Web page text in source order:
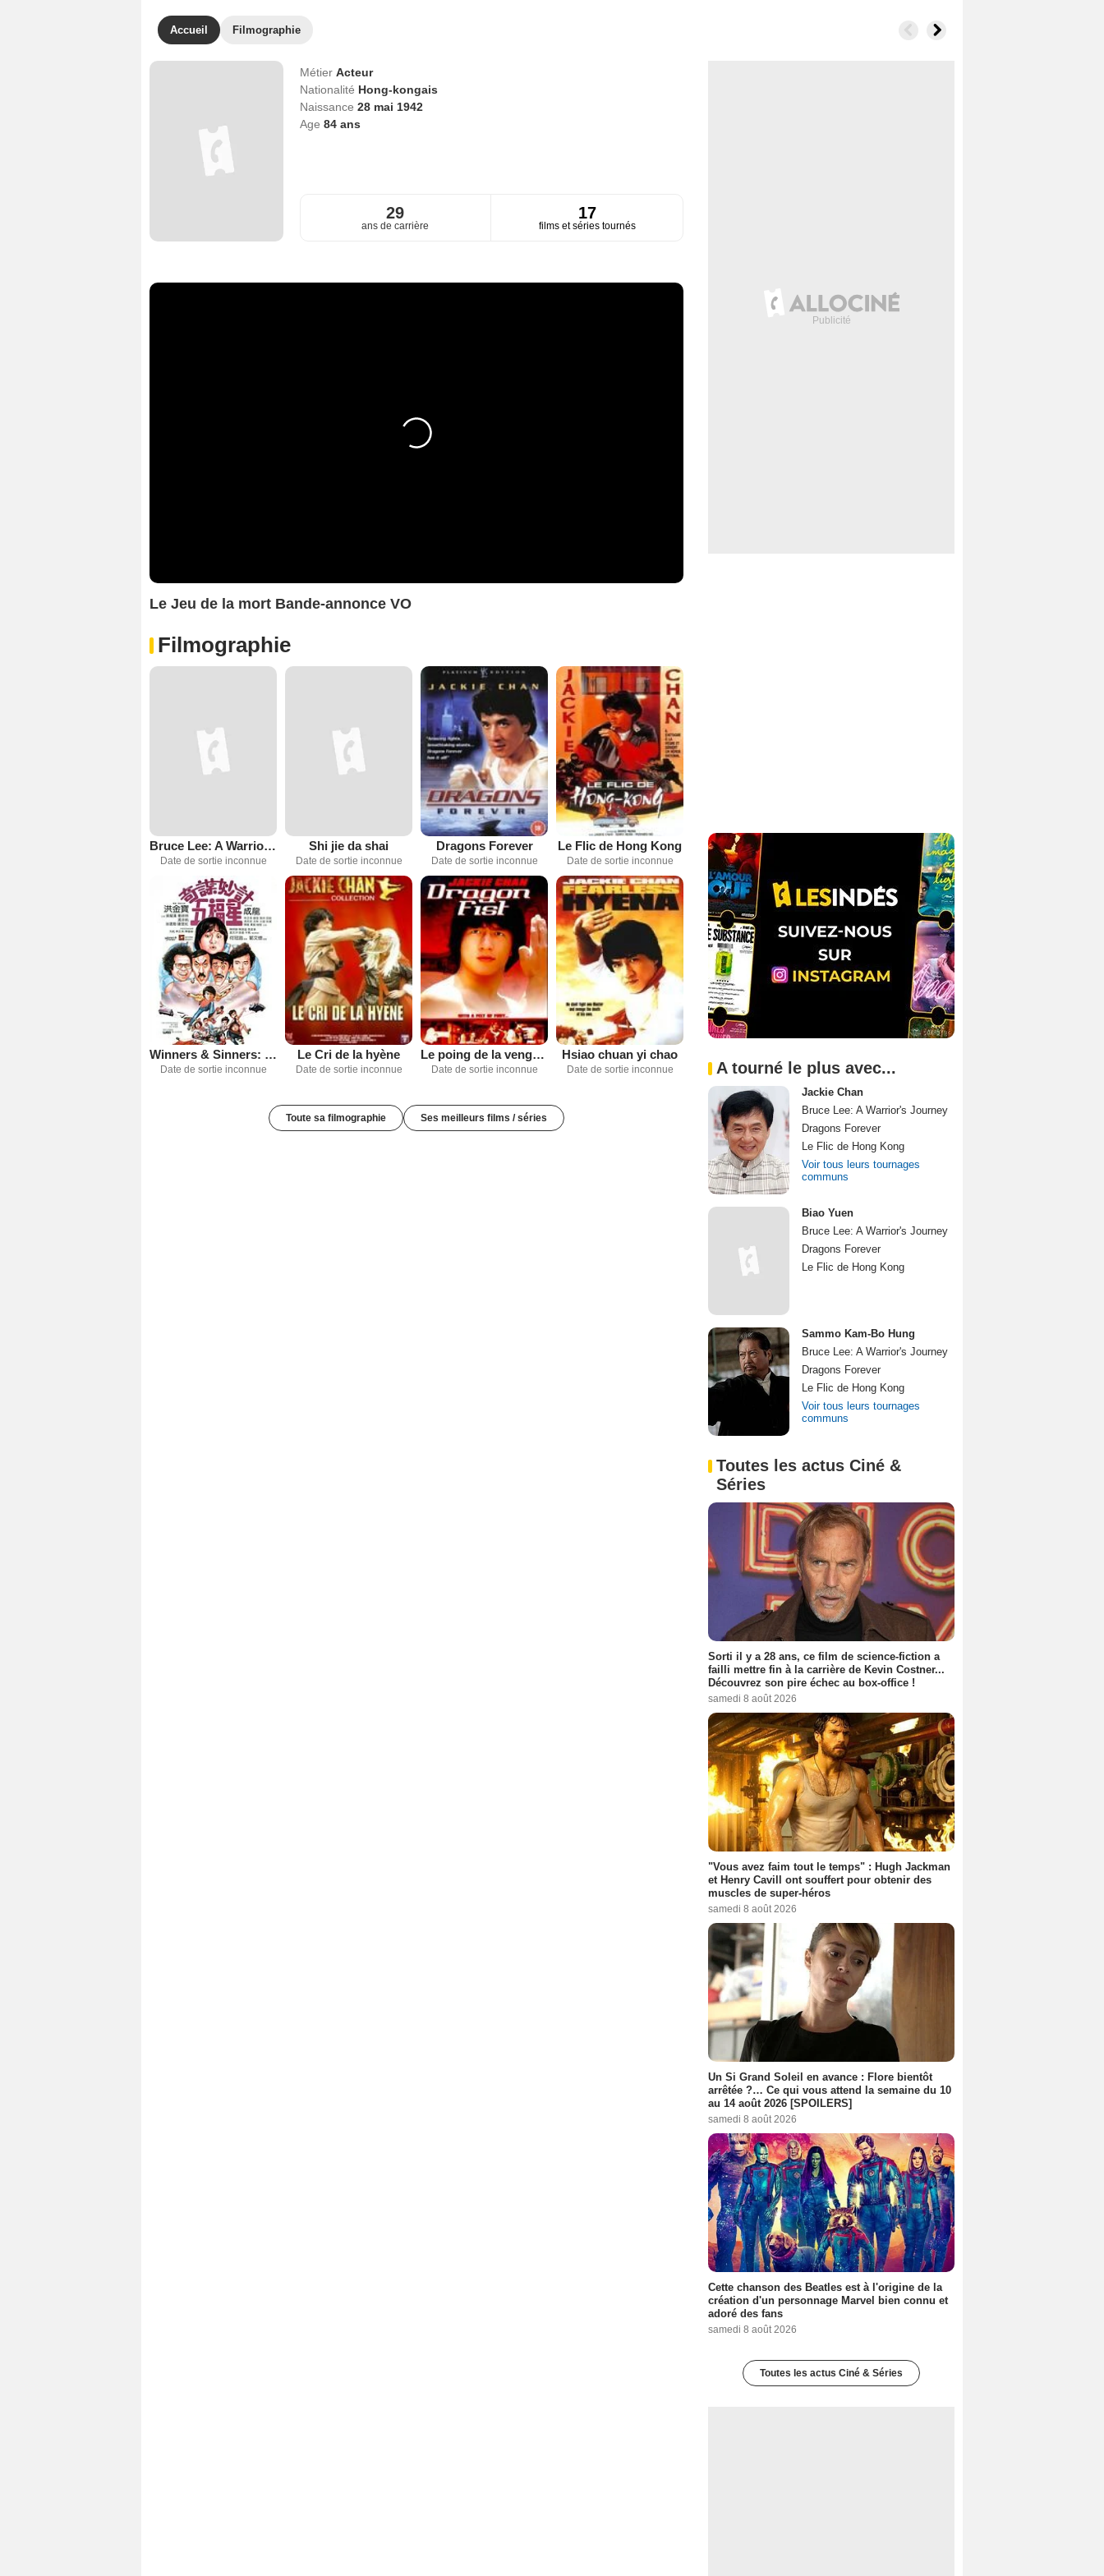
Accueil Filmographie
Métier Acteur
Nationalité Hong-kongais
Naissance 28 mai 1942
Age 84ans
29
ans de carrière
17
films et séries tournés
Le Jeu de la mort Bande-annonce VO
Filmographie
Bruce Lee: A Warrior's Journey
Date de sortie inconnue
Shi jie da shai
Date de sortie inconnue
Dragons Forever
Date de sortie inconnue
Le Flic de Hong Kong
Date de sortie inconnue
Winners & Sinners: Five Lucky Stars
Date de sortie inconnue
Le Cri de la hyène
Date de sortie inconnue
Le poing de la vengeance
Date de sortie inconnue
Hsiao chuan yi chao
Date de sortie inconnue
Toute sa filmographie Ses meilleurs films / séries
A tourné le plus avec...
Jackie Chan
Bruce Lee: A Warrior's Journey
Dragons Forever
Le Flic de Hong Kong
Voir tous leurs tournages
communs
Biao Yuen
Bruce Lee: A Warrior's Journey
Dragons Forever
Le Flic de Hong Kong
Sammo Kam-Bo Hung
Bruce Lee: A Warrior's Journey
Dragons Forever
Le Flic de Hong Kong
Voir tous leurs tournages
communs
Toutes les actus Ciné &
Séries
Sorti il y a 28 ans, ce film de science-fiction a
failli mettre fin à la carrière de Kevin Costner...
Découvrez son pire échec au box-office !
samedi 8 août 2026
"Vous avez faim tout le temps" : Hugh Jackman
et Henry Cavill ont souffert pour obtenir des
muscles de super-héros
samedi 8 août 2026
Un Si Grand Soleil en avance : Flore bientôt
arrêtée ?… Ce qui vous attend la semaine du 10
au 14 août 2026 [SPOILERS]
samedi 8 août 2026
Cette chanson des Beatles est à l'origine de la
création d'un personnage Marvel bien connu et
adoré des fans
samedi 8 août 2026
Toutes les actus Ciné & Séries